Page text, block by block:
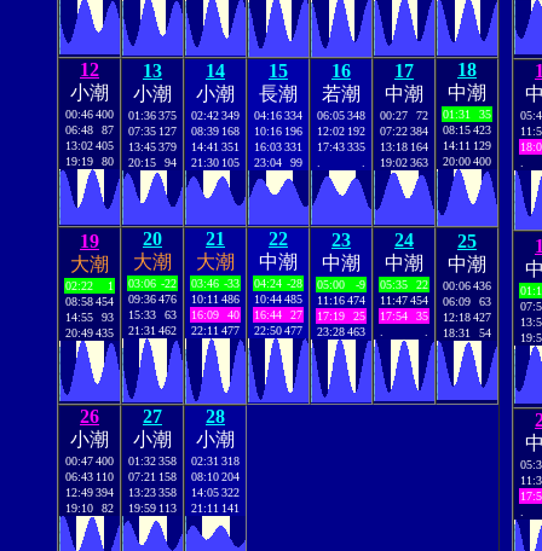
12
小潮
00:46400
06:48
87
13:02405
19:19
80
13
小潮
01:36375
07:35 127
13:45379
20:15
94
14
小潮
02:42349
08:39 168
14:41 351
21:30 105
15
長潮
04:16334
10:16 196
16:03331
23:04
99
16
若潮
06:05348
12:02 192
17:43335
17
中潮
00:27
72
07:22384
13:18 164
19:02363
18
中潮
01:31
35
08:15423
14:11 129
20:00400
19
大潮
02:22
1
08:58454
14:55
93
20:49435
20
大潮
03:06 -22
09:36476
15:33
63
21:31 462
21
大潮
03:46 -33
10:11 486
16:09
40
22:11 477
22
中潮
04:24 -28
10:44485
16:44
27
22:50477
23
中潮
05:00
-9
11:16474
17:19
25
23:28463
24
中潮
05:35
22
11:47454
17:54
35
25
中潮
00:06436
06:09
63
12:18427
18:31
54
26
小潮
00:47400
06:43 110
12:49394
19:10
82
27
小潮
01:32358
07:21 158
13:23358
19:59 113
28
小潮
02:31 318
08:10204
14:05322
21:11 141